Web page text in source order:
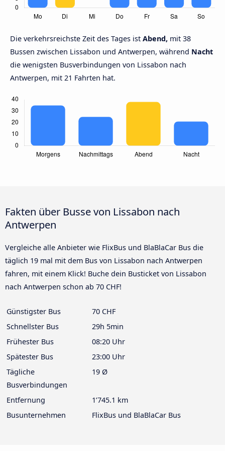
Die verkehrsreichste Zeit des Tages ist Abend, mit 38
Bussen zwischen Lissabon und Antwerpen, während Nacht
die wenigsten Busverbindungen von Lissabon nach
Antwerpen, mit 21 Fahrten hat.
Fakten über Busse von Lissabon nach
Antwerpen
Vergleiche alle Anbieter wie FlixBus und BlaBlaCar Bus die
täglich 19 mal mit dem Bus von Lissabon nach Antwerpen
fahren, mit einem Klick! Buche dein Busticket von Lissabon
nach Antwerpen schon ab 70 CHF!
Günstigster Bus
70 CHF
Schnellster Bus
29h 5min
Frühester Bus
08:20 Uhr
Spätester Bus
23:00 Uhr
Tägliche
Busverbindungen
19 Ø
Entfernung
1’745.1 km
Busunternehmen
FlixBus und BlaBlaCar Bus